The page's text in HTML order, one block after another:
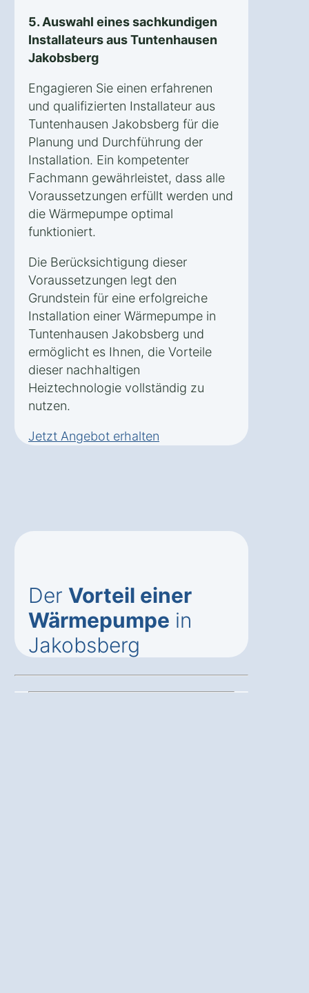
5. Auswahl eines sachkundigen
Installateurs aus Tuntenhausen
Jakobsberg
Engagieren Sie einen erfahrenen
und qualifizierten Installateur aus
Tuntenhausen Jakobsberg für die
Planung und Durchführung der
Installation. Ein kompetenter
Fachmann gewährleistet, dass alle
Voraussetzungen erfüllt werden und
die Wärmepumpe optimal
funktioniert.
Die Berücksichtigung dieser
Voraussetzungen legt den
Grundstein für eine erfolgreiche
Installation einer Wärmepumpe in
Tuntenhausen Jakobsberg und
ermöglicht es Ihnen, die Vorteile
dieser nachhaltigen
Heiztechnologie vollständig zu
nutzen.
Jetzt Angebot erhalten
Der Vorteil einer
Wärmepumpe in
Jakobsberg